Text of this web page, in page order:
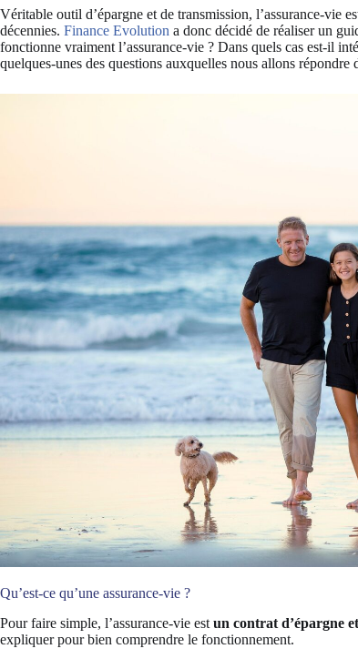
Véritable outil d’épargne et de transmission, l’assurance-vie
décennies. Finance Evolution a donc décidé de réaliser un
fonctionne vraiment l’assurance-vie ? Dans quels cas est-il
quelques-unes des questions auxquelles nous allons répondre
Qu’est-ce qu’une assurance-vie ?
Pour faire simple, l’assurance-vie est un contrat d’épargne
expliquer pour bien comprendre le fonctionnement.